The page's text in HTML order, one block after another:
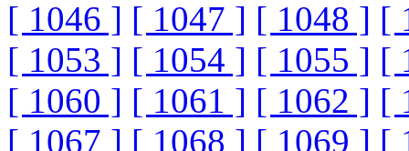
[ 1046 ] [ 1047 ] [ 1048 ] [
[ 1053 ] [ 1054 ] [ 1055 ] [
[ 1060 ] [ 1061 ] [ 1062 ] [
[ 1067 ] [ 1068 ] [ 1069 ] [